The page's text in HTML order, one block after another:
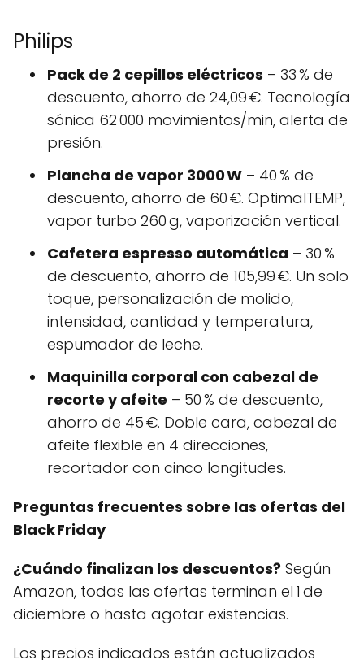
Philips
Pack de 2 cepillos eléctricos – 33 % de
descuento, ahorro de 24,09 €. Tecnología
sónica 62 000 movimientos/min, alerta de
presión.
Plancha de vapor 3000 W – 40 % de
descuento, ahorro de 60 €. OptimalTEMP,
vapor turbo 260 g, vaporización vertical.
Cafetera espresso automática – 30 %
de descuento, ahorro de 105,99 €. Un solo
toque, personalización de molido,
intensidad, cantidad y temperatura,
espumador de leche.
Maquinilla corporal con cabezal de
recorte y afeite – 50 % de descuento,
ahorro de 45 €. Doble cara, cabezal de
afeite flexible en 4 direcciones,
recortador con cinco longitudes.
Preguntas frecuentes sobre las ofertas del
Black Friday
¿Cuándo finalizan los descuentos? Según
Amazon, todas las ofertas terminan el 1 de
diciembre o hasta agotar existencias.
Los precios indicados están actualizados